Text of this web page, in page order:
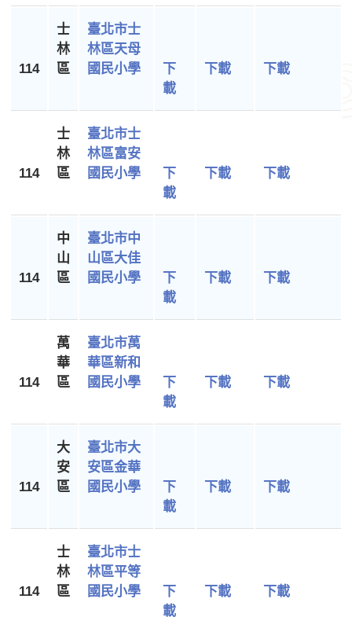
114
士
林
區
臺北市士
林區天母
國民小學
下
載
下載 下載
114
士
林
區
臺北市士
林區富安
國民小學
下
載
下載 下載
114
中
山
區
臺北市中
山區大佳
國民小學
下
載
下載 下載
114
萬
華
區
臺北市萬
華區新和
國民小學
下
載
下載 下載
114
大
安
區
臺北市大
安區金華
國民小學
下
載
下載 下載
114
士
林
區
臺北市士
林區平等
國民小學
下
載
下載 下載